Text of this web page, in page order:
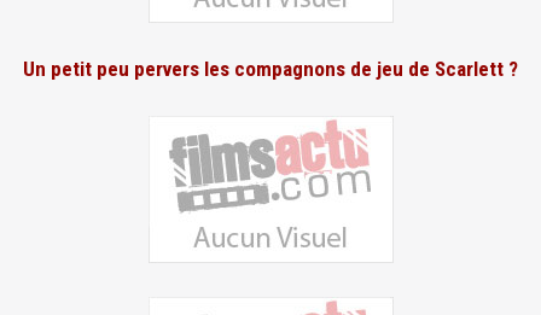
Un petit peu pervers les compagnons de jeu de Scarlett ?